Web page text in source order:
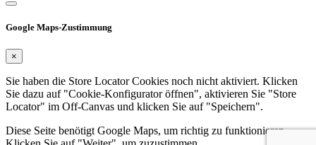
Google Maps-Zustimmung
×
Sie haben die Store Locator Cookies noch nicht aktiviert. Klicken
Sie dazu auf "Cookie-Konfigurator öffnen", aktivieren Sie "Store
Locator" im Off-Canvas und klicken Sie auf "Speichern".
Diese Seite benötigt Google Maps, um richtig zu funktionieren.